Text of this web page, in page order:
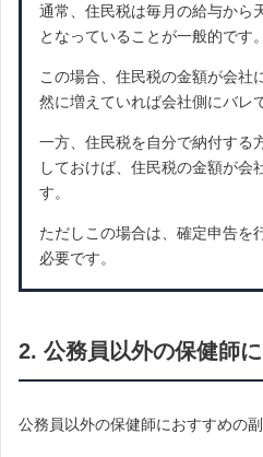
通常、住民税は毎月の給与から
となっていることが一般的です。
この場合、住民税の金額が会社
然に増えていれば会社側にバレ
一方、住民税を自分で納付する
しておけば、住民税の金額が会
す。
ただしこの場合は、確定申告を
必要です。
2. 公務員以外の保健師
公務員以外の保健師におすすめの